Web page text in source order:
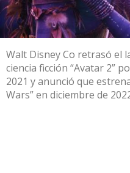
Walt Disney Co retrasó el
ciencia ficción “Avatar 2”
2021 y anunció que
Wars” en diciembre de